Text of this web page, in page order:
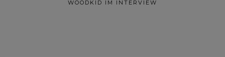
WOODKID IM INTERVIEW